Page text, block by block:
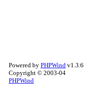
Powered by PHPWind v1.3.6
Copyright © 2003-04
PHPWind